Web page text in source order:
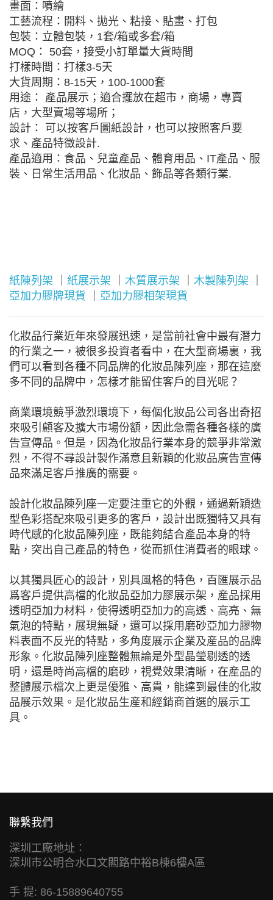
畫面：噴繪
工藝流程：開料、拋光、粘接、貼畫、打包
包裝：立體包裝，1套/箱或多套/箱
MOQ： 50套，接受小訂單量大貨時間
打樣時間：打樣3-5天
大貨周期：8-15天，100-1000套
用途： 產品展示；適合擺放在超市，商場，專賣
店，大型賣場等場所；
設計： 可以按客戶圖紙設計，也可以按照客戶要
求、產品特徵設計.
產品適用：食品、兒童產品、體育用品、IT產品、服
裝、日常生活用品、化妝品、飾品等各類行業.
紙陳列架 紙展示架 木質展示架 木製陳列架
亞加力膠牌現貨
亞加力膠相架現貨
化妝品行業近年來發展迅速，是當前社會中最有潛力
的行業之一，被很多投資者看中，在大型商場裏，我
們可以看到各種不同品牌的化妝品陳列座，那在這麼
多不同的品牌中，怎樣才能留住客戶的目光呢？
商業環境競爭激烈環境下，每個化妝品公司各出奇招
來吸引顧客及擴大市場份額，因此急需各種各樣的廣
告宣傳品。但是，因為化妝品行業本身的競爭非常激
烈，不得不尋設計製作滿意且新穎的化妝品廣告宣傳
品來滿足客戶推廣的需要。
設計化妝品陳列座一定要注重它的外觀，通過新穎造
型色彩搭配來吸引更多的客戶，設計出既獨特又具有
時代感的化妝品陳列座，既能夠結合產品本身的特
點，突出自己產品的特色，從而抓住消費者的眼球。
以其獨具匠心的設計，別具風格的特色，百匯展示品
爲客戶提供高檔的化妝品亞加力膠展示架，産品採用
透明亞加力材料，使得透明亞加力的高透、高亮、無
氣泡的特點，展現無疑，還可以採用磨砂亞加力膠物
料表面不反光的特點，多角度展示企業及産品的品牌
形象。化妝品陳列座整體無論是外型晶瑩剔透的透
明，還是時尚高檔的磨砂，視覺效果清晰，在産品的
整體展示檔次上更是優雅、高貴，能達到最佳的化妝
品展示效果。是化妝品生産和經銷商首選的展示工
具。
聯繫我們
深圳工廠地址：
深圳市公明合水口文閣路中裕B棟6樓A區
手 提: 86-15889640755